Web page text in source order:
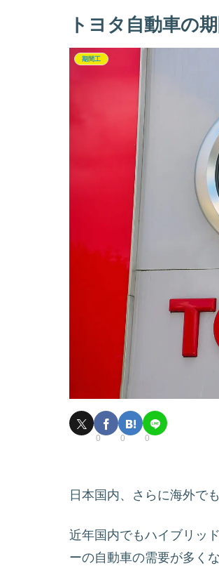
トヨタ自動車の
期間工
0 0 0
日本国内、さらに海外で
近年国内でもハイブリッ
ーの自動車の需要が多く